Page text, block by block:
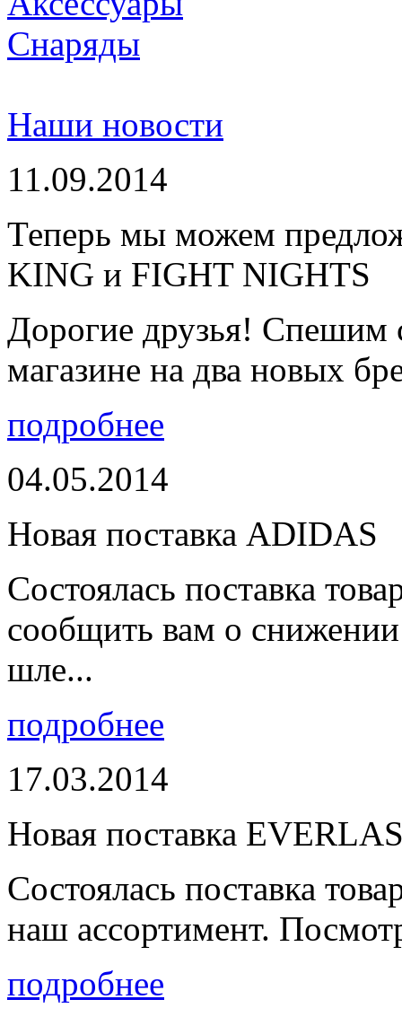
Снаряды
Наши новости
11.09.2014
Теперь мы можем
KING и FIGHT NIGHTS
Дорогие друзья! Спешим
магазине на два новых
подробнее
04.05.2014
Новая поставка ADIDAS
Состоялась поставка
сообщить вам о
шле...
подробнее
17.03.2014
Новая поставка
Состоялась поставка
наш ассортимент.
подробнее